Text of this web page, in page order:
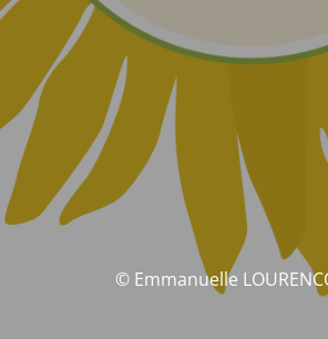
© Emmanuelle